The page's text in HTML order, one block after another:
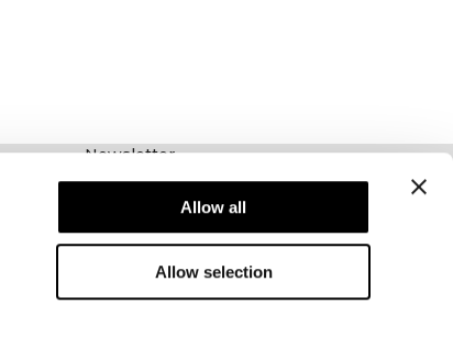
Allow all
Allow selection
Newsletter
Abonnieren Sie unseren Newsletter! Erhalten
Sie exklusive Angebote, unsere neuesten
Nachrichten und vieles mehr.